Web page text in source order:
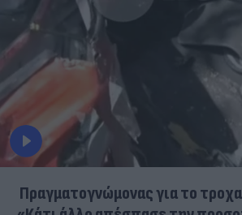
Πραγματογνώμονας για το